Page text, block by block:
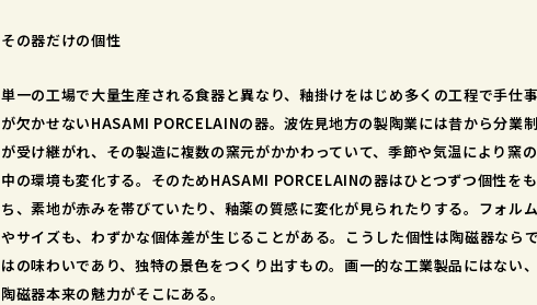
その器だけの個性
単一の工場で大量生産される食器と異なり、釉掛けをはじめ多くの工程で手仕事
が欠かせないHASAMI PORCELAINの器。波佐見地方の製陶業には昔から分業制
が受け継がれ、その製造に複数の窯元がかかわっていて、季節や気温により窯の
中の環境も変化する。そのためHASAMI PORCELAINの器はひとつずつ個性をも
ち、素地が赤みを帯びていたり、釉薬の質感に変化が見られたりする。フォルム
やサイズも、わずかな個体差が生じることがある。こうした個性は陶磁器ならで
はの味わいであり、独特の景色をつくり出すもの。画一的な工業製品にはない、
陶磁器本来の魅力がそこにある。